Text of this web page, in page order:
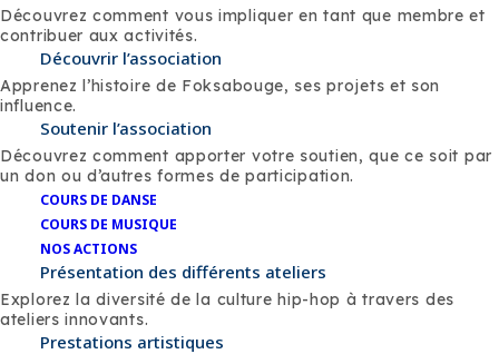
Découvrez comment vous impliquer en tant que membre et
contribuer aux activités.
Découvrir l’association
Apprenez l’histoire de Foksabouge, ses projets et son
influence.
Soutenir l’association
Découvrez comment apporter votre soutien, que ce soit par
un don ou d’autres formes de participation.
COURS DE DANSE
COURS DE MUSIQUE
NOS ACTIONS
Présentation des différents ateliers
Explorez la diversité de la culture hip-hop à travers des
ateliers innovants.
Prestations artistiques
Newsletter
Recevez le pouls du Hip-Hop et de la culture
urbaine directement dans votre boîte de
réception.